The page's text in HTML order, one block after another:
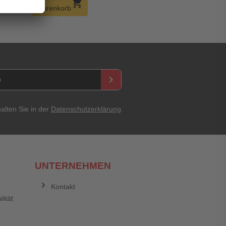
Warenkorbshopping_cart
keyboard_arrow_right
Sie in der Datenschutzerklärung
UNTERNEHMEN
Kontakt